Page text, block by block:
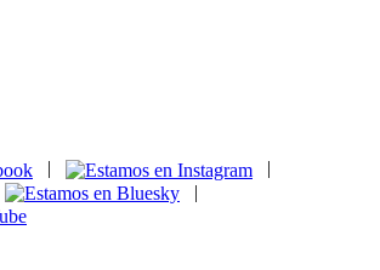
|